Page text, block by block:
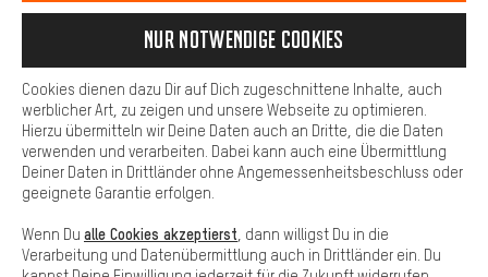
Hinweisgebersystem Hinweise zur Batterieentsorgung
Cookie-Einstellungen Kontrast ändern
Alle Preise verstehen sich in Euro und exkl. MwSt zuzüglich
Versandkostenfür Lieferung nachUSA.
Verfügung stellen. Zudem hast du die Möglichkeit zusätzliche
Services zu nutzen, die es dir erleichtern die richtigen Produkte zu
finden. Beispielsweise bieten wir eine Chat-Funktion an, damit
Fragen schnell und unkompliziert beantwortet werden können.
Basis
Basis-Cookies gewährleisten, dass Du unsere Webseite
grundsätzlich nutzen kannst.
Nur Notwendige Cookies
Cookies dienen dazu Dir auf Dich zugeschnittene Inhalte, auch
werblicher Art, zu zeigen und unsere Webseite zu optimieren.
Hierzu übermitteln wir Deine Daten auch an Dritte, die die Daten
verwenden und verarbeiten. Dabei kann auch eine Übermittlung
Deiner Daten in Drittländer ohne Angemessenheitsbeschluss oder
geeignete Garantie erfolgen.
Wenn Du alle Cookies akzeptierst , dann willigst Du in die
Verarbeitung und Datenübermittlung auch in Drittländer ein. Du